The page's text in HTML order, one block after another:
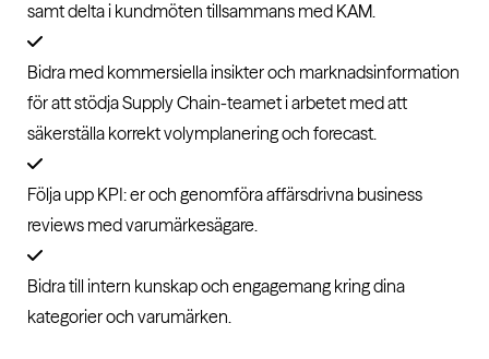
samt delta i kundmöten tillsammans med KAM.
Bidra med kommersiella insikter och marknadsinformation
för att stödja Supply Chain-teamet i arbetet med att
säkerställa korrekt volymplanering och forecast.
Följa upp KPI: er och genomföra affärsdrivna business
reviews med varumärkesägare.
Bidra till intern kunskap och engagemang kring dina
kategorier och varumärken.